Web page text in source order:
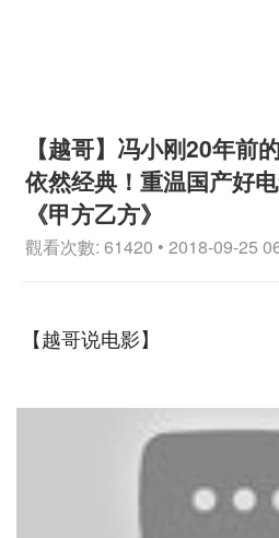
【越哥】冯小刚20年前
依然经典！重温国产好
《甲方乙方》
觀看次數: 61420 • 2018-09-25
【越哥说电影】